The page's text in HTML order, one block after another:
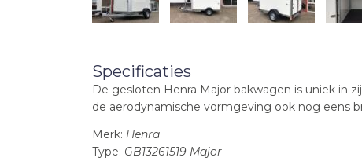
Specificaties
De gesloten Henra Major bakwagen is uniek in
de aerodynamische vormgeving ook nog eens
Merk: Henra
Type: GB13261519 Major